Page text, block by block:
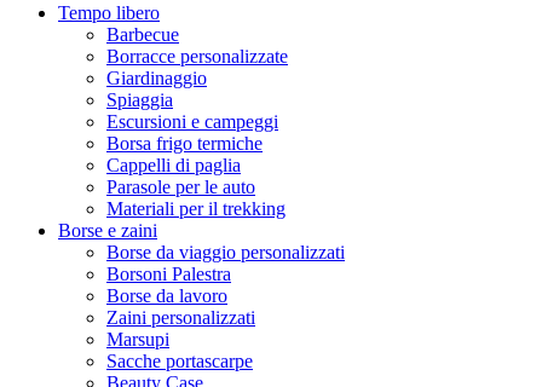
Tempo libero
Barbecue
Borracce personalizzate
Giardinaggio
Spiaggia
Escursioni e campeggi
Borsa frigo termiche
Cappelli di paglia
Parasole per le auto
Materiali per il trekking
Borse e zaini
Borse da viaggio personalizzati
Borsoni Palestra
Borse da lavoro
Zaini personalizzati
Marsupi
Sacche portascarpe
Beauty Case